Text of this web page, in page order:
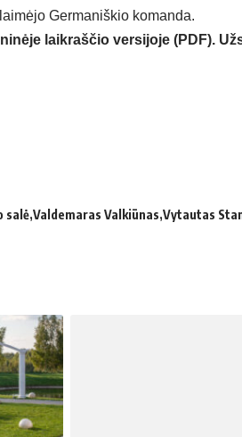
Germaniškio komanda.
laikraščio versijoje (PDF).
salė Valdemaras Valkiūnas Vytautas